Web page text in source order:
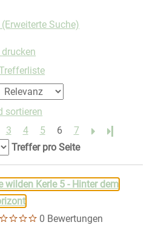
Suche)
sortieren
3 4 5 6 7
Letzte Seite
Treffer pro Seite
springen
wilden Kerle 5 - Hinter dem
0 Bewertungen